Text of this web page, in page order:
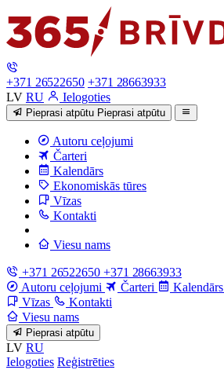
+371 26522650 +371 28663933
LV RU Ielogoties
Pieprasi atpūtu Pieprasi atpūtu
Autoru ceļojumi
Čarteri
Kalendārs
Ekonomiskās tūres
Vīzas
Kontakti
Viesu nams
+371 26522650 +371 28663933
Autoru ceļojumi
Čarteri Kalendārs
Vīzas
Kontakti
Viesu nams
Pieprasi atpūtu
LV RU
Ielogoties Reģistrēties